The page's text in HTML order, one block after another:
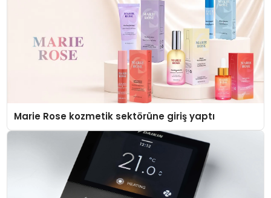
Marie Rose kozmetik sektörüne giriş yaptı